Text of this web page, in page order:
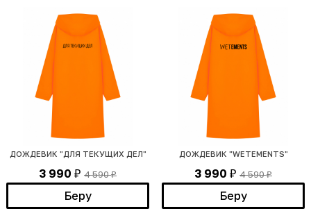
ДОЖДЕВИК "ДЛЯ ТЕКУЩИХ ДЕЛ"
3 990 ₽ 4 590₽
Беру
ДОЖДЕВИК "WETEMENTS"
3 990 ₽ 4 590₽
Беру